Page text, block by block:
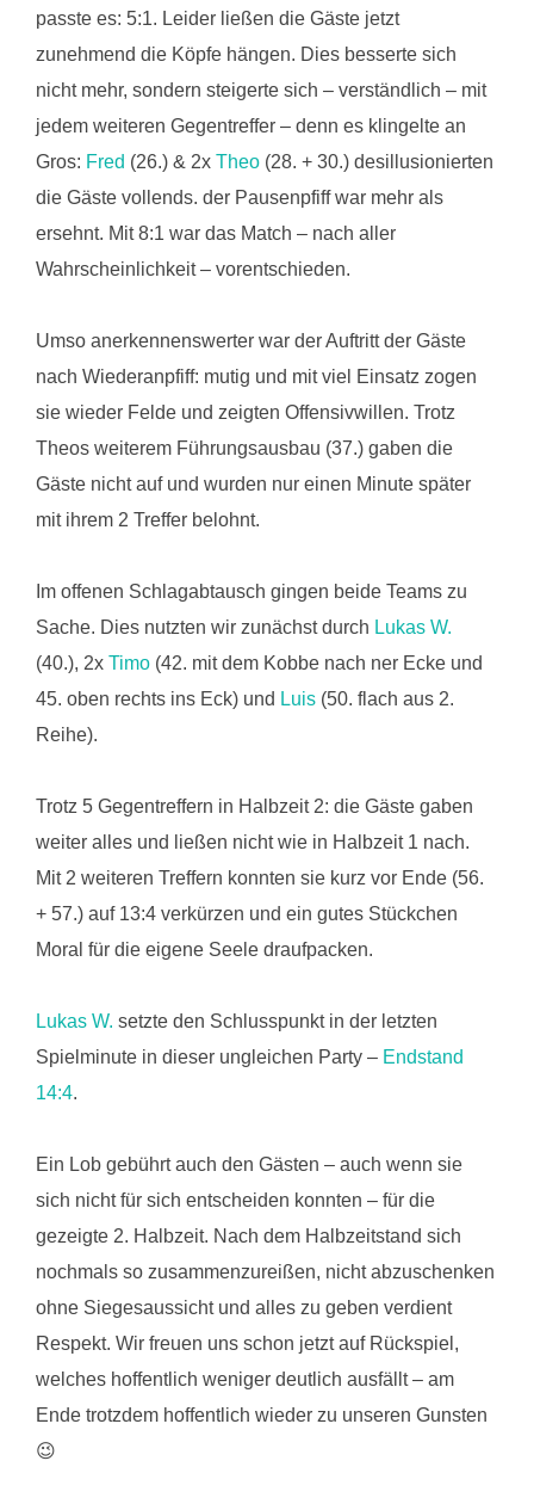
passte es: 5:1. Leider ließen die Gäste jetzt
zunehmend die Köpfe hängen. Dies besserte sich
nicht mehr, sondern steigerte sich – verständlich – mit
jedem weiteren Gegentreffer – denn es klingelte an
Gros: Fred (26.) & 2x Theo (28. + 30.) desillusionierten
die Gäste vollends. der Pausenpfiff war mehr als
ersehnt. Mit 8:1 war das Match – nach aller
Wahrscheinlichkeit – vorentschieden.
Umso anerkennenswerter war der Auftritt der Gäste
nach Wiederanpfiff: mutig und mit viel Einsatz zogen
sie wieder Felde und zeigten Offensivwillen. Trotz
Theos weiterem Führungsausbau (37.) gaben die
Gäste nicht auf und wurden nur einen Minute später
mit ihrem 2 Treffer belohnt.
Im offenen Schlagabtausch gingen beide Teams zu
Sache. Dies nutzten wir zunächst durch Lukas W.
(40.), 2x Timo (42. mit dem Kobbe nach ner Ecke und
45. oben rechts ins Eck) und Luis (50. flach aus 2.
Reihe).
Trotz 5 Gegentreffern in Halbzeit 2: die Gäste gaben
weiter alles und ließen nicht wie in Halbzeit 1 nach.
Mit 2 weiteren Treffern konnten sie kurz vor Ende (56.
+ 57.) auf 13:4 verkürzen und ein gutes Stückchen
Moral für die eigene Seele draufpacken.
Lukas W. setzte den Schlusspunkt in der letzten
Spielminute in dieser ungleichen Party – Endstand
14:4.
Ein Lob gebührt auch den Gästen – auch wenn sie
sich nicht für sich entscheiden konnten – für die
gezeigte 2. Halbzeit. Nach dem Halbzeitstand sich
nochmals so zusammenzureißen, nicht abzuschenken
ohne Siegesaussicht und alles zu geben verdient
Respekt. Wir freuen uns schon jetzt auf Rückspiel,
welches hoffentlich weniger deutlich ausfällt – am
Ende trotzdem hoffentlich wieder zu unseren Gunsten
😉